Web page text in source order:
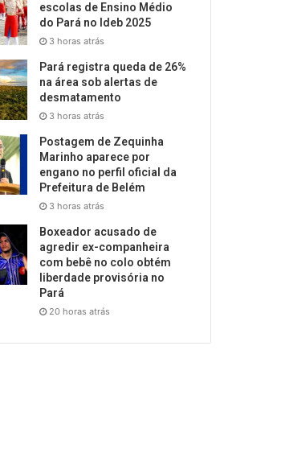
escolas de Ensino Médio
do Pará no Ideb 2025
3 horas atrás
Pará registra queda de 26%
na área sob alertas de
desmatamento
3 horas atrás
Postagem de Zequinha
Marinho aparece por
engano no perfil oficial da
Prefeitura de Belém
3 horas atrás
Boxeador acusado de
agredir ex-companheira
com bebê no colo obtém
liberdade provisória no
Pará
20 horas atrás